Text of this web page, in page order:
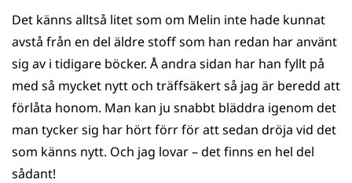
Det känns alltså litet som om Melin inte hade kunnat
avstå från en del äldre stoff som han redan har använt
sig av i tidigare böcker. Å andra sidan har han fyllt på
med så mycket nytt och träffsäkert så jag är beredd att
förlåta honom. Man kan ju snabbt bläddra igenom det
man tycker sig har hört förr för att sedan dröja vid det
som känns nytt. Och jag lovar – det finns en hel del
sådant!